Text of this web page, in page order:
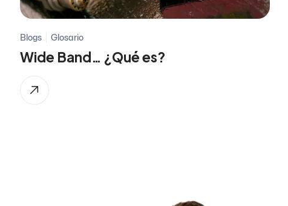
Blogs Glosario
Wide Band… ¿Qué es?